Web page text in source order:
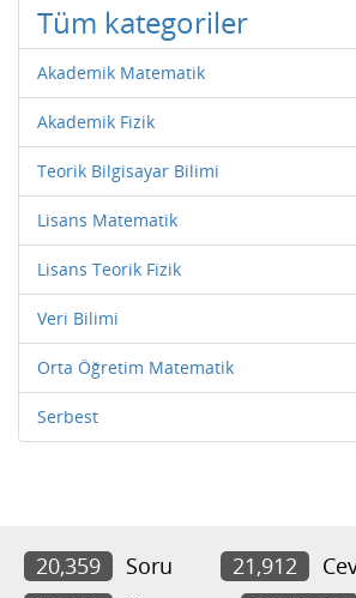
Tüm kategoriler
Akademik Matematik
Akademik Fizik
Teorik Bilgisayar Bilimi
Lisans Matematik
Lisans Teorik Fizik
Veri Bilimi
Orta Öğretim Matematik
Serbest
20,359 Soru 21,912